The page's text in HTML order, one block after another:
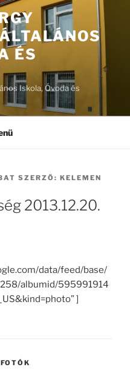
ÉS
Iskola, Óvoda és
SZERZŐ: KELEMEN
2013.12.20.
data/feed/base/
albumid/595991914
]
FOTÓK